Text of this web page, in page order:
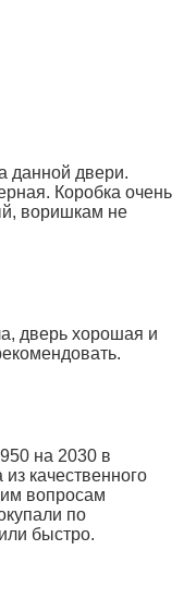
данной двери.
Коробка очень
воришкам не
дверь хорошая и
на 2030 в
качественного
вопросам
по
быстро.